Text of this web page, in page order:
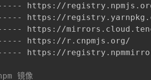
https://
https://
https://
https://r.cnpmjs.org/
https://
镜像